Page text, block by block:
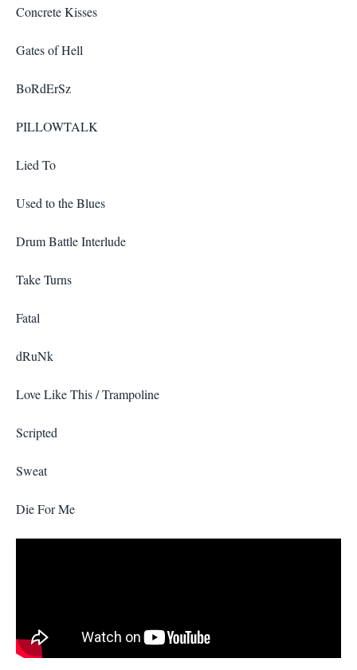
Concrete Kisses
Gates of Hell
BoRdErSz
PILLOWTALK
Lied To
Used to the Blues
Drum Battle Interlude
Take Turns
Fatal
dRuNk
Love Like This / Trampoline
Scripted
Sweat
Die For Me